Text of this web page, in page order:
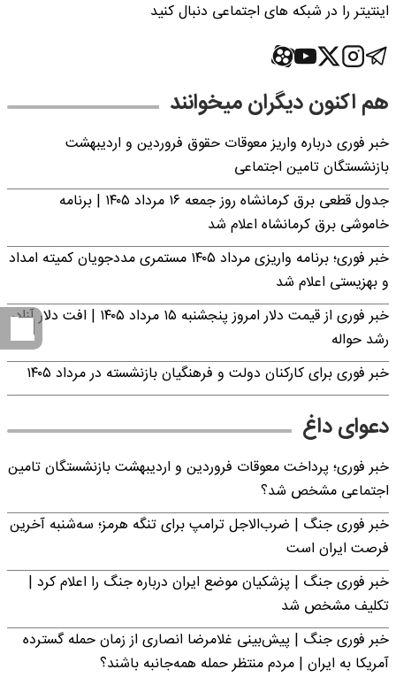
اینتیتر را در شبکه های اجتماعی دنبال کنید
هم اکنون دیگران میخوانند
خبر فوری درباره واریز معوقات حقوق فروردین و اردیبهشت
بازنشستگان تامین اجتماعی
جدول قطعی برق کرمانشاه روز جمعه ۱۶ مرداد ۱۴۰۵ | برنامه
خاموشی برق کرمانشاه اعلام شد
خبر فوری؛ برنامه واریزی مرداد ۱۴۰۵ مستمری مددجویان کمیته امداد
و بهزیستی اعلام شد
خبر فوری از قیمت دلار امروز پنجشنبه ۱۵ مرداد ۱۴۰۵ | افت دلار آزاد،
رشد حواله
خبر فوری برای کارکنان دولت و فرهنگیان بازنشسته در مرداد ۱۴۰۵
دعوای داغ
خبر فوری؛ پرداخت معوقات فروردین و اردیبهشت بازنشستگان تامین
اجتماعی مشخص شد؟
خبر فوری جنگ | ضرب‌الاجل ترامپ برای تنگه هرمز؛ سه‌شنبه آخرین
فرصت ایران است
خبر فوری جنگ | پزشکیان موضع ایران درباره جنگ را اعلام کرد |
تکلیف مشخص شد
خبر فوری جنگ | پیش‌بینی غلامرضا انصاری از زمان حمله گسترده
آمریکا به ایران | مردم منتظر حمله همه‌جانبه باشند؟